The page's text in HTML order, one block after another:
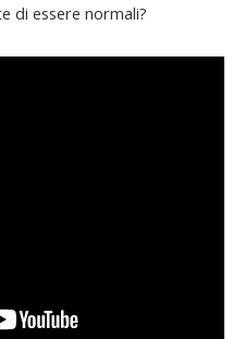
di essere normali?